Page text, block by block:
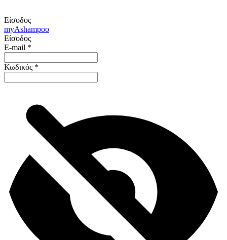
Είσοδος
myAshampoo
Είσοδος
E-mail *
Κωδικός *